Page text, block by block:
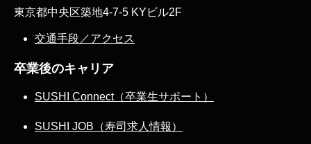
東京都中央区築地4-7-5 KYビル2F
交通手段／アクセス
卒業後のキャリア
SUSHI Connect（卒業生サポート）
SUSHI JOB（寿司求人情報）